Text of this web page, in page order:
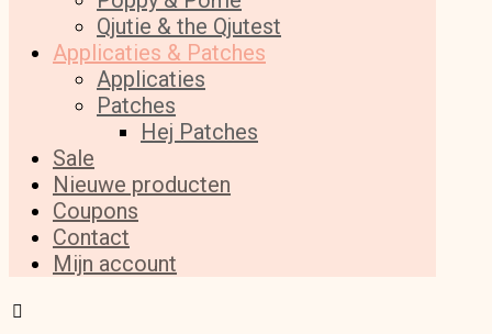
Qjutie & the Qjutest
Applicaties & Patches
Applicaties
Patches
Hej Patches
Sale
Nieuwe producten
Coupons
Contact
Mijn account